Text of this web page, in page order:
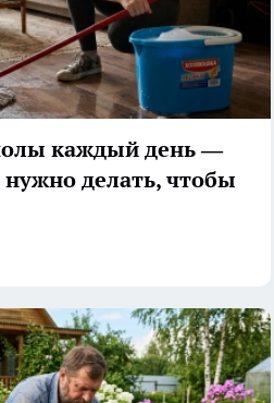
каждый день —
нужно делать, чтобы